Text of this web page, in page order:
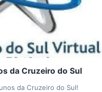
da Cruzeiro do Sul
da Cruzeiro do Sul!